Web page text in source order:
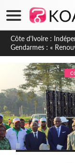
Sierra Leone : Un
gestation, points